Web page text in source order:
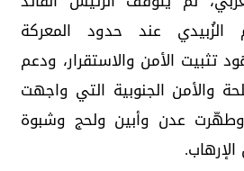
عند حدود المعركة
تثبيت الأمن والاستقرار، ودعم
والأمن الجنوبية التي واجهت
وطهّرت عدن وأبين ولحج وشبوة